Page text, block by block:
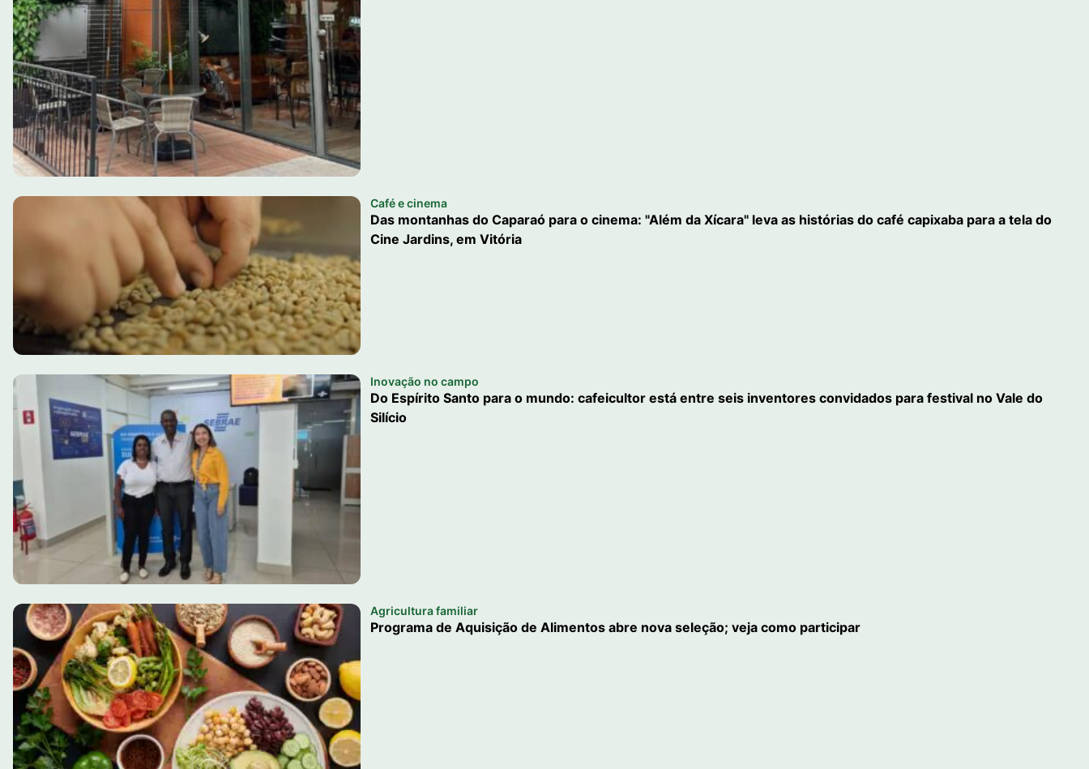
Café e cinema
Das montanhas do Caparaó para o cinema: "Além da Xícara" leva as histórias do café capixaba para a tela do
Cine Jardins, em Vitória
Inovação no campo
Do Espírito Santo para o mundo: cafeicultor está entre seis inventores convidados para festival no Vale do
Silício
Agricultura familiar
Programa de Aquisição de Alimentos abre nova seleção; veja como participar